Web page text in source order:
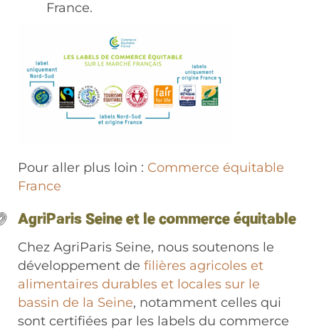
France.
Pour aller plus loin : Commerce équitable
France
AgriParis Seine et le commerce équitable
Chez AgriParis Seine, nous soutenons le
développement de filières agricoles et
alimentaires durables et locales sur le
bassin de la Seine, notamment celles qui
sont certifiées par les labels du commerce